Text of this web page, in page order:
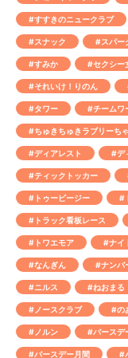
#すすきのニュークラブ
#スナック #スパー
#すみか #セクシー
#それいけ！りのん
#タワー #チームワ
#ちゅきちゅきラブリーち
#ディアレスト #デ
#ティックトッカー
#トゥービージー #
#トラック看板レース
#トワエモア #ナイ
#なんぎん #ナンバ
#ニルス #ねおまる
#ノースクラブ #の
#ノルン #バースデ
#バースデー月間 #